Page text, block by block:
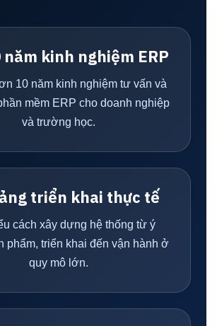
năm kinh nghiệm ERP
10 năm kinh nghiệm tư vấn và
mềm ERP cho doanh nghiệp
và trường học.
triển khai thực tế
cách xây dựng hệ thống từ ý
phẩm, triển khai đến vận hành ở
quy mô lớn.